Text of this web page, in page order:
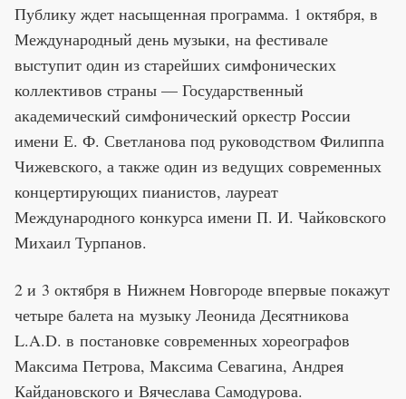
Публику ждет насыщенная программа. 1 октября, в
Международный день музыки, на фестивале
выступит один из старейших симфонических
коллективов страны — Государственный
академический симфонический оркестр России
имени Е. Ф. Светланова под руководством Филиппа
Чижевского, а также один из ведущих современных
концертирующих пианистов, лауреат
Международного конкурса имени П. И. Чайковского
Михаил Турпанов.
2 и 3 октября в Нижнем Новгороде впервые покажут
четыре балета на музыку Леонида Десятникова
L.A.D. в постановке современных хореографов
Максима Петрова, Максима Севагина, Андрея
Кайдановского и Вячеслава Самодурова.